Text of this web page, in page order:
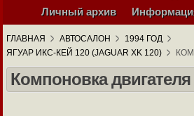
Личный архив
ГЛАВНАЯ АВТОСАЛОН
1994 ГОД
ЯГУАР ИКС-КЕЙ 120 (JAGUAR XK 120)
Компоновка двигателя